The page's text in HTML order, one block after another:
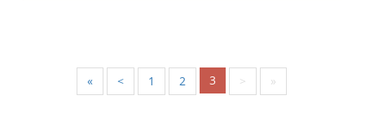
« < 1 2 3 > »